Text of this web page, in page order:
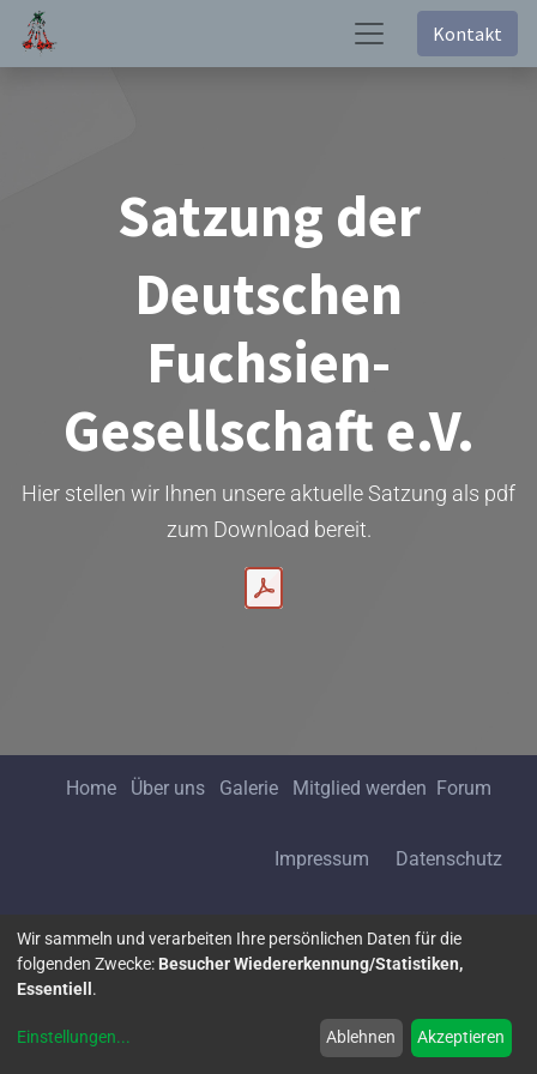
Kontakt
Satzung der
Deutschen
Fuchsien-
Gesellschaft e.V.
Hier stellen wir Ihnen unsere aktuelle Satzung als pdf
zum Download bereit.
Home Über uns Galerie Mitglied werden Forum
Impressum Datenschutz
Kontakt aufnehmen
Wir sammeln und verarbeiten Ihre persönlichen Daten für die
folgenden Zwecke: Besucher Wiedererkennung/Statistiken,
Essentiell .
Einstellungen... Ablehnen Akzeptieren